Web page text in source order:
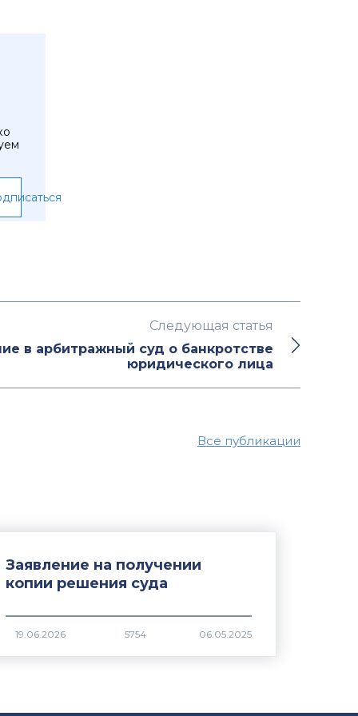
Следующая статья
в арбитражный суд о банкротстве
юридического лица
Все публикации
Заявление на получении
копии решения суда
5754